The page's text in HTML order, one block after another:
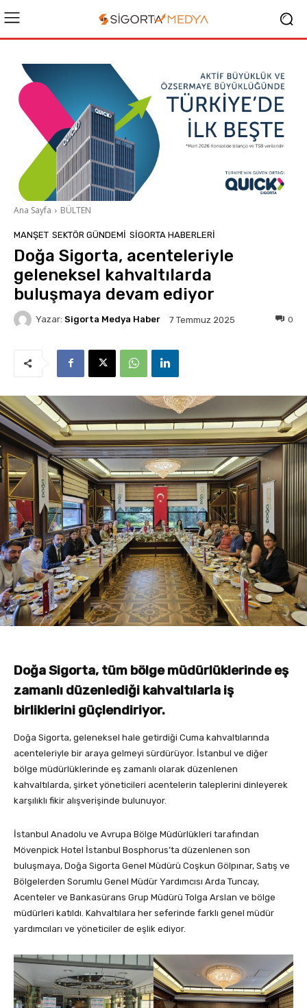
Ana Sayfa BÜLTEN
MANŞET SEKTÖR GÜNDEMİ SIGORTA HABERLERI
Doğa Sigorta, acenteleriyle
geleneksel kahvaltılarda
buluşmaya devam ediyor
Yazar: Sigorta Medya Haber 7 Temmuz 2025 0
Doğa Sigorta, tüm bölge müdürlüklerinde eş
zamanlı düzenlediği kahvaltılarla iş
birliklerini güçlendiriyor.
Doğa Sigorta, geleneksel hale getirdiği Cuma kahvaltılarında
acenteleriyle bir araya gelmeyi sürdürüyor. İstanbul ve diğer
bölge müdürlüklerinde eş zamanlı olarak düzenlenen
kahvaltılarda, şirket yöneticileri acentelerin taleplerini dinleyerek
karşılıklı fikir alışverişinde bulunuyor.
İstanbul Anadolu ve Avrupa Bölge Müdürlükleri tarafından
Mövenpick Hotel İstanbul Bosphorus’ta düzenlenen son
buluşmaya, Doğa Sigorta Genel Müdürü Coşkun Gölpınar, Satış ve
Bölgelerden Sorumlu Genel Müdür Yardımcısı Arda Tuncay,
Acenteler ve Bankasürans Grup Müdürü Tolga Arslan ve bölge
müdürleri katıldı. Kahvaltılara her seferinde farklı genel müdür
yardımcıları ve yöneticiler de eşlik ediyor.